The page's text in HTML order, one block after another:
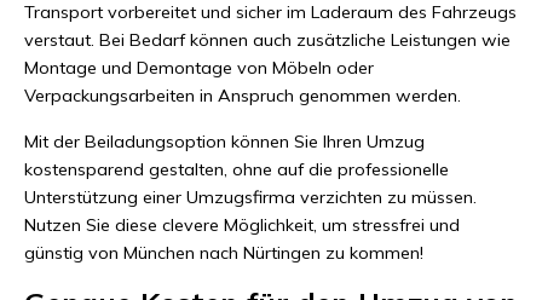
Transport vorbereitet und sicher im Laderaum des Fahrzeugs
verstaut. Bei Bedarf können auch zusätzliche Leistungen wie
Montage und Demontage von Möbeln oder
Verpackungsarbeiten in Anspruch genommen werden.
Mit der Beiladungsoption können Sie Ihren Umzug
kostensparend gestalten, ohne auf die professionelle
Unterstützung einer Umzugsfirma verzichten zu müssen.
Nutzen Sie diese clevere Möglichkeit, um stressfrei und
günstig von München nach Nürtingen zu kommen!